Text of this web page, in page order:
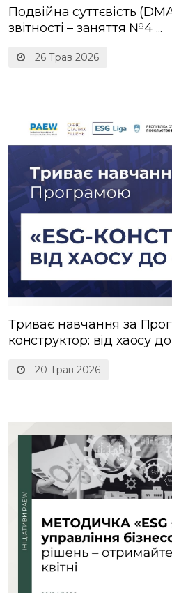
26 Трав 2026
Подвійна суттєвість
звітності – заняття №4 ...
20 Трав 2026
Триває навчання за
конструктор: від хаосу